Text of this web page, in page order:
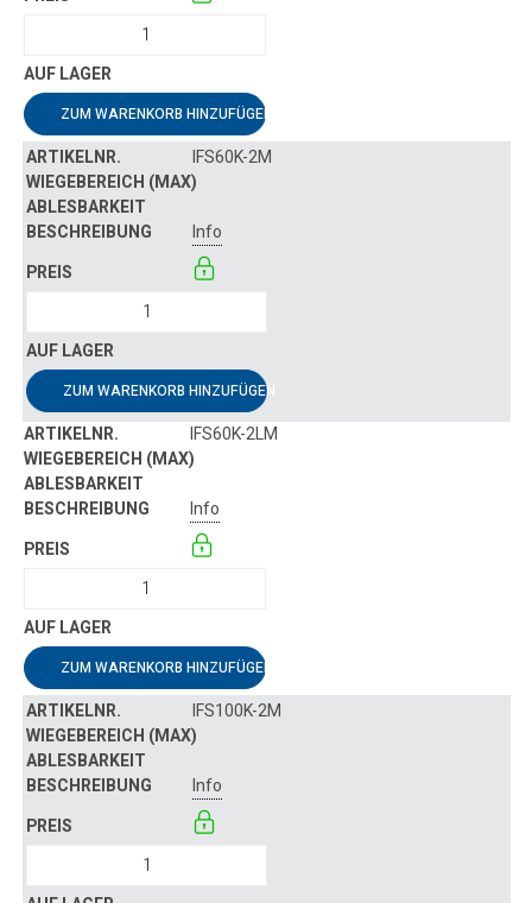
ZUM WARENKORB HINZUFÜGEN
IFS60K-2M
Info
ZUM WARENKORB HINZUFÜGEN
IFS60K-2LM
Info
ZUM WARENKORB HINZUFÜGEN
IFS100K-2M
Info